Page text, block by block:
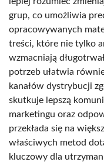
grup, co umożliwia
opracowywanych
treści, które nie tylko
wzmacniają
potrzeb ułatwia
kanałów dystrybucji
skutkuje lepszą
marketingu oraz
przekłada się na
właściwych metod
kluczowy dla